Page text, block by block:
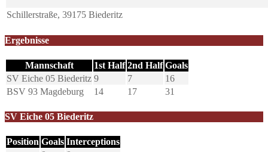
Schillerstraße, 39175 Biederitz
Ergebnisse
Mannschaft 1st Half 2nd Half Goals
SV Eiche 05 Biederitz 9 7
16
BSV 93 Magdeburg
14 17 31
SV Eiche 05 Biederitz
Position Goals Interceptions